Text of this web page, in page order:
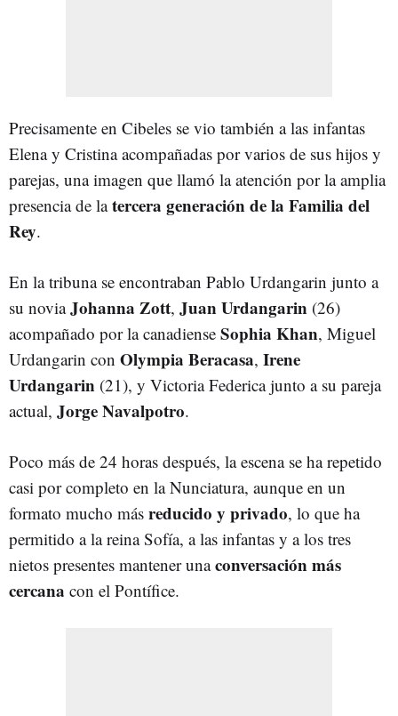
Precisamente en Cibeles se vio también a las infantas
Elena y Cristina acompañadas por varios de sus hijos y
parejas, una imagen que llamó la atención por la amplia
presencia de latercera generación de la Familia del
Rey.
En la tribuna se encontraban Pablo Urdangarin junto a
su noviaJohanna Zott, Juan Urdangarin (26)
acompañado por la canadiense Sophia Khan, Miguel
Urdangarin con Olympia Beracasa, Irene
Urdangarin (21), y Victoria Federica junto a su pareja
actual, Jorge Navalpotro.
Poco más de 24 horas después, la escena se ha repetido
casi por completo en la Nunciatura, aunque en un
formato mucho más reducido y privado, lo que ha
permitido a la reina Sofía, a las infantas y a los tres
nietos presentes mantener unaconversación más
cercana con el Pontífice.